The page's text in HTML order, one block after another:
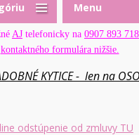
AJ telefonicky na 0907 893 718
kontaktného formulára nižšie.
KYTICE - len na
odstúpenie od zmluvy TU
Menu